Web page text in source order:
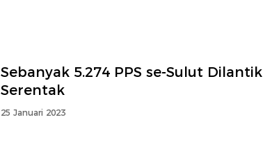
Sebanyak 5.274 PPS se-Sulut Dilantik
Serentak
25 Januari 2023